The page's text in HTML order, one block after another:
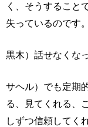
く、そうすること
失っているのです。
黒木）話せなくな
サヘル）でも定期
る、見てくれる、
しずつ信頼してく